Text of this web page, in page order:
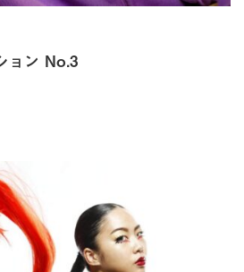
ョン No.3